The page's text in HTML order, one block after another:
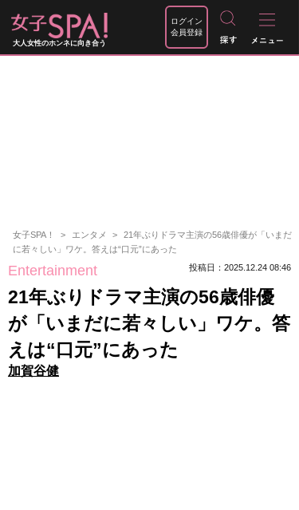
大人女性のホンネに向き合う
ログイン
会員登録
女子SPA！ エンタメ
21年ぶりドラマ主演の56歳俳優が「いまだ
に若々しい」ワケ。答えは“口元”にあった
Entertainment 投稿日：2025.12.24 08:46
21年ぶりドラマ主演の56歳俳優
が「いまだに若々しい」ワケ。答
えは“口元”にあった
加賀谷健